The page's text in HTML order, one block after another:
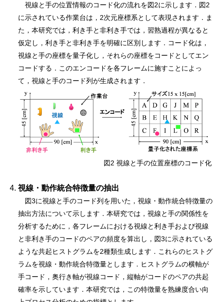
視線と手の位置情報のコード化の流れを図2に示します．図2
に示されている作業台は，2次元座標系として表現されます．ま
た，本研究では，利き手と非利き手では，習熟過程が異なると
仮定し，利き手と非利き手を明確に区別します．コード化は，
視線と手の座標を量子化し，それらの座標をコードとしてエン
コードする．このエンコードを各フレームに施すことによっ
て，視線と手のコード列が生成されます．
図2 視線と手の位置座標のコード化
視線・動作統合特徴量の抽出
図3に視線と手のコード列を用いた，視線・動作統合特徴量の
抽出方法について示します．本研究では，視線と手の関係性を
分析するために，各フレームにおける視線と利き手および視線
と非利き手のコードのペアの頻度を算出し，図3に示されている
ような共起ヒストグラムを2種類生成します．これらのヒストグ
ラムを視線・動作統合特徴量とします．ヒストグラムの横軸が
手コード，奥行き軸が視線コード，縦軸がコードのペアの共起
確率を示しています．本研究では，この特徴量を熟練度合い向